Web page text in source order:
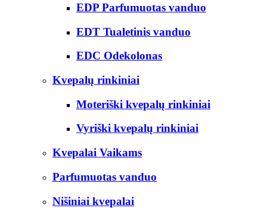
EDP Parfumuotas vanduo
EDT Tualetinis vanduo
EDC Odekolonas
Kvepalų rinkiniai
Moteriški kvepalų rinkiniai
Vyriški kvepalų rinkiniai
Kvepalai Vaikams
Parfumuotas vanduo
Nišiniai kvepalai